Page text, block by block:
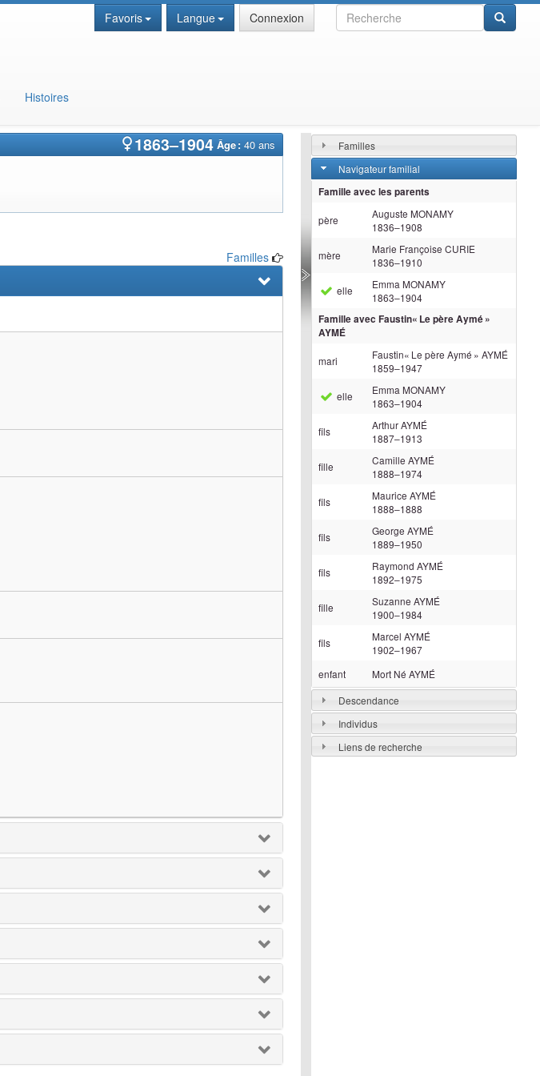
Recherche
Favoris Langue Connexion
Histoires
1863–1904 Âge : 40 ans
Familles
Familles
Navigateur familial
Famille avec les parents
père Auguste MONAMY
1836–1908
mère Marie Françoise CURIE
1836–1910
elle Emma MONAMY
1863–1904
Famille avecFaustin« Le père Aymé »
AYMÉ
mari Faustin« Le père Aymé »AYMÉ
1859–1947
elle Emma MONAMY
1863–1904
fils ArthurAYMÉ
1887–1913
fille Camille AYMÉ
1888–1974
fils Maurice AYMÉ
1888–1888
fils George AYMÉ
1889–1950
fils Raymond AYMÉ
1892–1975
fille Suzanne AYMÉ
1900–1984
fils Marcel AYMÉ
1902–1967
enfant
Mort Né AYMÉ
Descendance
Individus
Liens de recherche